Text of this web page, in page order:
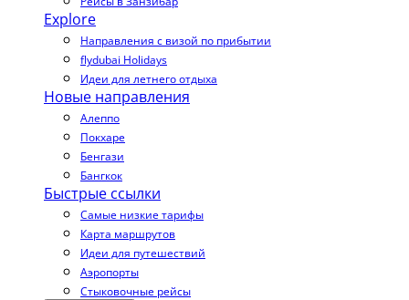
Explore
Направления с визой по прибытии
flydubai Holidays
Идеи для летнего отдыха
Новые направления
Алеппо
Покхаре
Бенгази
Бангкок
Быстрые ссылки
Самые низкие тарифы
Карта маршрутов
Идеи для путешествий
Аэропорты
Стыковочные рейсы